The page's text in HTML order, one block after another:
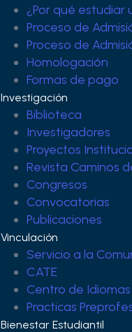
¿Por qué estudiar
Proceso de
Proceso de
Homologación
Formas de pago
Investigación
Biblioteca
Investigadores
Proyectos
Revista Caminos
Congresos
Convocatorias
Publicaciones
Vinculación
Servicio a la
CATE
Centro de Idiomas
Practicas
Bienestar Estudiantil